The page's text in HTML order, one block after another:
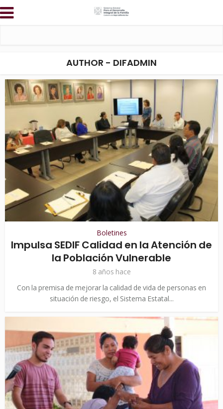
AUTHOR - DIFADMIN
Boletines
Impulsa SEDIF Calidad en la Atención de
la Población Vulnerable
8 años hace
Con la premisa de mejorar la calidad de vida de personas en
situación de riesgo, el Sistema Estatal...